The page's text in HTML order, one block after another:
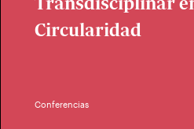
Circularidad
Conferencias